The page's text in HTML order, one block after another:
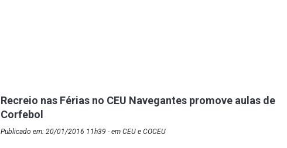
Recreio nas Férias no CEU Navegantes promove aulas de
Corfebol
Publicado em: 20/01/2016 11h39 - em CEU e COCEU